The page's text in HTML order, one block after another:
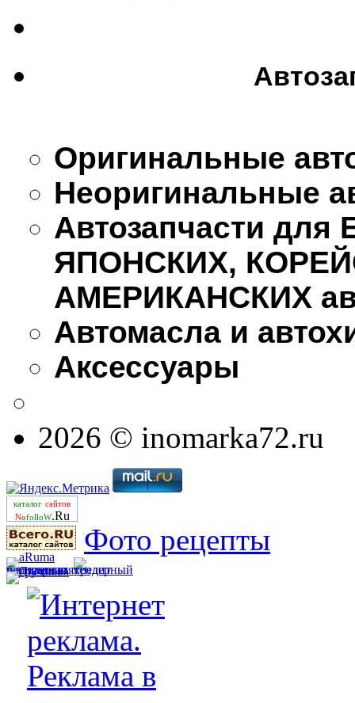
Оригинальные
Неоригинальные
Автозапчасти
ЯПОНСКИХ,
АМЕРИКАНСКИХ
Автомасла и
Аксессуары
2026 © inomarka72.ru
каталог сайтов
NofolloW.Ru
Фото рецепты